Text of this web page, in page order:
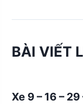
BÀI VIẾT
Xe 9 – 16 –